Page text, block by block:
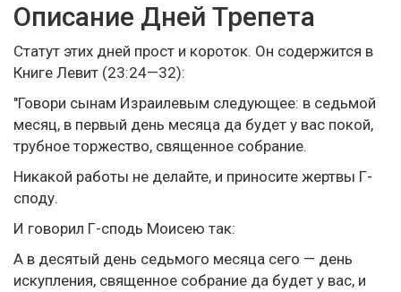
Описание Дней Трепета
Статут этих дней прост и короток. Он содержится в
Книге Левит (23:24—32):
"Говори сынам Израилевым следующее: в седьмой
месяц, в первый день месяца да будет у вас покой,
трубное торжество, священное собрание.
Никакой работы не делайте, и приносите жертвы Г-
споду.
И говорил Г-сподь Моисею так:
А в десятый день седьмого месяца сего — день
искупления, священное собрание да будет у вас, и